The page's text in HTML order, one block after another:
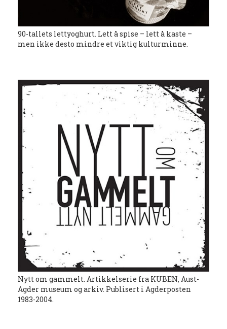
90-tallets lettyoghurt. Lett å spise – lett å kaste –
men ikke desto mindre et viktig kulturminne.
Nytt om gammelt. Artikkelserie fra KUBEN, Aust-
Agder museum og arkiv. Publisert i Agderposten
1983-2004.